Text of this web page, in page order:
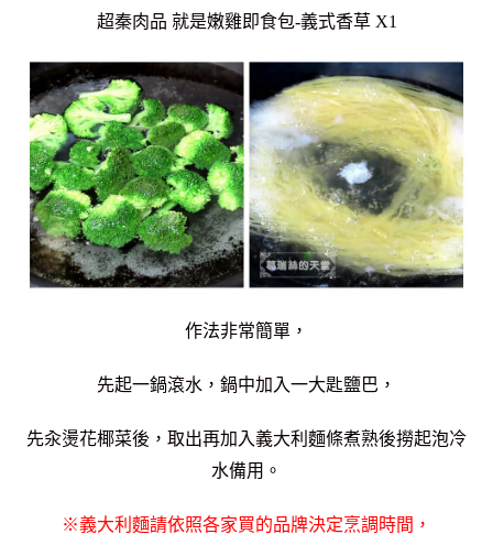
超秦肉品 就是嫩雞即食包-義式香草 X1
作法非常簡單，
先起一鍋滾水，鍋中加入一大匙鹽巴，
先汆燙花椰菜後，取出再加入義大利麵條煮熟後撈起泡冷
水備用。
※義大利麵請依照各家買的品牌決定烹調時間，